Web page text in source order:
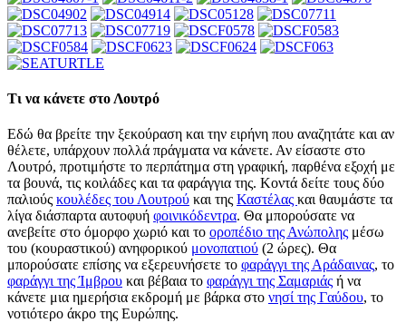
Τι να κάνετε στο Λουτρό
Εδώ θα βρείτε την ξεκούραση και την ειρήνη που αναζητάτε και αν
θέλετε, υπάρχουν πολλά πράγματα να κάνετε. Αν είσαστε στο
Λουτρό, προτιμήστε το περπάτημα στη γραφική, παρθένα εξοχή με
τα βουνά, τις κοιλάδες και τα φαράγγια της. Κοντά δείτε τους δύο
παλιούς κουλέδες του Λουτρού και της Καστέλας και θαυμάστε τα
λίγα διάσπαρτα αυτοφυή φοινικόδεντρα. Θα μπορούσατε να
ανεβείτε στο όμορφο χωριό και το οροπέδιο της Ανώπολης μέσω
του (κουραστικού) ανηφορικού μονοπατιού (2 ώρες). Θα
μπορούσατε επίσης να εξερευνήσετε το φαράγγι της Αράδαινας, το
φαράγγι της Ίμβρου και βέβαια το φαράγγι της Σαμαριάς ή να
κάνετε μια ημερήσια εκδρομή με βάρκα στο νησί της Γαύδου, το
νοτιότερο άκρο της Ευρώπης.